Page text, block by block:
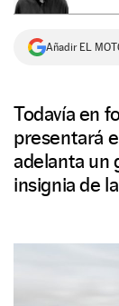
Añadir EL
Todavía en
presentará
adelanta un
insignia de